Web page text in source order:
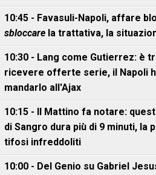
10:45 - Favasuli-Napoli, affare
sbloccare la trattativa, la
10:30 - Lang come Gutierrez: è
ricevere offerte serie, il Napoli
mandarlo all'Ajax
10:15 - Il Mattino fa notare:
di Sangro dura più di 9 minuti, la
tifosi infreddoliti
10:00 - Del Genio su Gabriel